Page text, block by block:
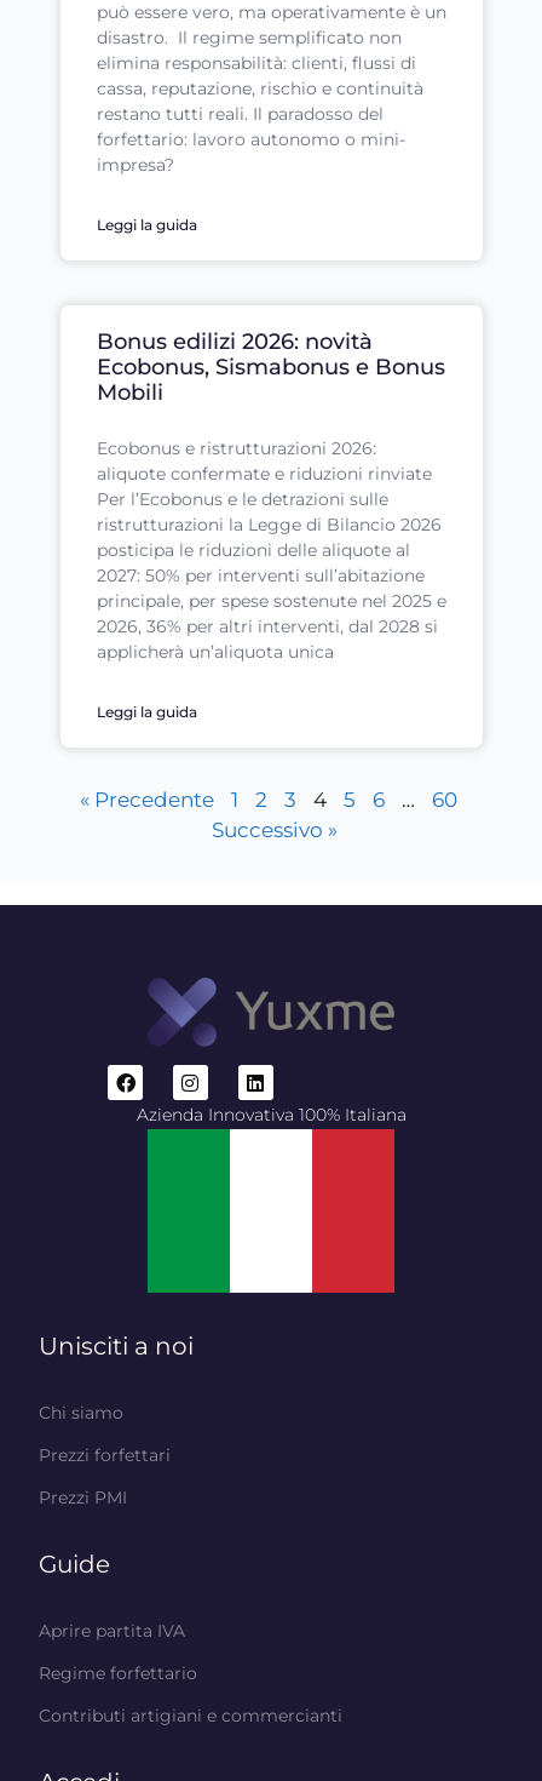
può essere vero, ma operativamente è un
disastro. Il regime semplificato non
elimina responsabilità: clienti, flussi di
cassa, reputazione, rischio e continuità
restano tutti reali. Il paradosso del
forfettario: lavoro autonomo o mini-
impresa?
Leggi la guida
Bonus edilizi 2026: novità
Ecobonus, Sismabonus e Bonus
Mobili
Ecobonus e ristrutturazioni 2026:
aliquote confermate e riduzioni rinviate
Per l’Ecobonus e le detrazioni sulle
ristrutturazioni la Legge di Bilancio 2026
posticipa le riduzioni delle aliquote al
2027: 50% per interventi sull’abitazione
principale, per spese sostenute nel 2025 e
2026, 36% per altri interventi, dal 2028 si
applicherà un’aliquota unica
Leggi la guida
« Precedente 1 2 3 4 5 6 …
60
Successivo »
Azienda Innovativa 100% Italiana
Unisciti a noi
Chi siamo
Prezzi forfettari
Prezzi PMI
Guide
Aprire partita IVA
Regime forfettario
Contributi artigiani e commercianti